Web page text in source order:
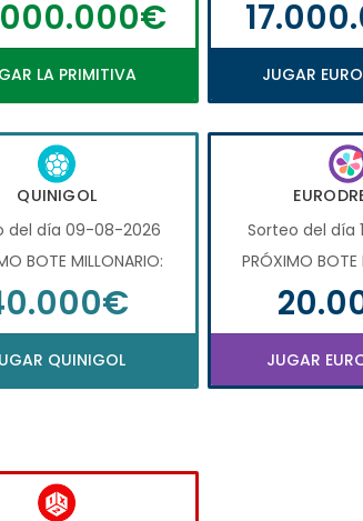
LA PRIMITIVA JUGAR
QUINIGOL
del día 09-08-2026
BOTE MILLONARIO:
QUINIGOL
Sorteo del día
PRÓXIMO BOTE
JUGAR